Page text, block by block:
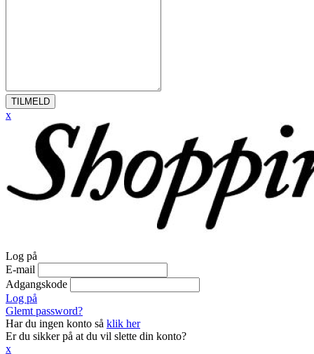
TILMELD
x
Log på
E-mail
Adgangskode
Log på
Glemt password?
Har du ingen konto så klik her
Er du sikker på at du vil slette din konto?
x